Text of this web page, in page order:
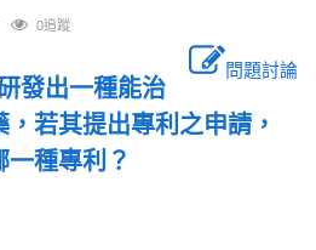
0追蹤
問題討論
發出一種能治
若其提出專利之申請，
一種專利？